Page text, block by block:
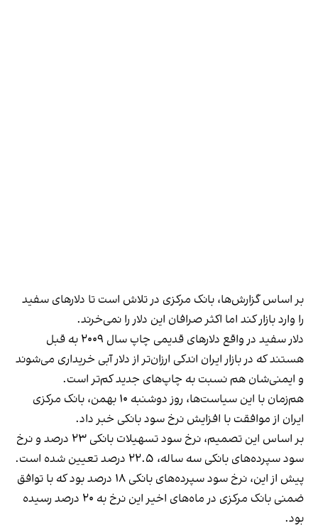
بر اساس گزارش‌ها، بانک مرکزی در تلاش است تا دلارهای سفید
را وارد بازار کند اما اکثر صرافان این دلار را نمی‌خرند.
دلار سفید در واقع دلارهای قدیمی چاپ ‌سال ٢٠٠٩ به قبل
هستند که در بازار ایران اندکی ارزان‌تر از دلار آبی خریداری می‌شوند
و ایمنی‌شان هم نسبت به چاپ‌های جدید کم‌تر است.
هم‌زمان با این سیاست‌ها، روز دوشنبه ۱۰ بهمن، بانک مرکزی
ایران از موافقت با افزایش نرخ سود بانکی خبر داد.
بر اساس این تصمیم، نرخ سود تسهیلات بانکی ۲۳ درصد و نرخ
سود سپرده‌های بانکی سه ساله، ۲۲.۵ درصد تعیین شده است.
پیش از این، نرخ سود سپرده‌های بانکی ۱۸ درصد بود که با توافق
ضمنی بانک مرکزی در ماه‌های اخیر این نرخ به ۲۰ درصد رسیده
بود.